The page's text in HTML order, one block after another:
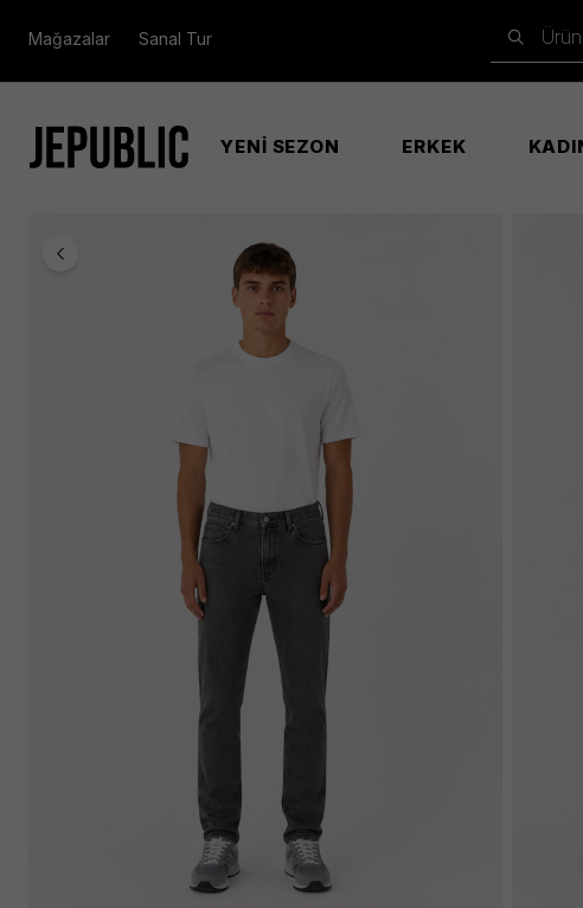
Mağazalar Sanal Tur
YENİ SEZON ERKEK
J25 Jeans Erkek Gri̇ Jean Pantolon
Erkek
Anasayfa